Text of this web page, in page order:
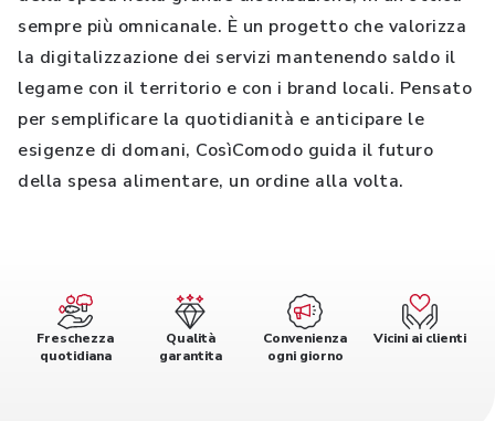
sempre più omnicanale. È un progetto che valorizza
la digitalizzazione dei servizi mantenendo saldo il
legame con il territorio e con i brand locali. Pensato
per semplificare la quotidianità e anticipare le
esigenze di domani, CosìComodo guida il futuro
della spesa alimentare, un ordine alla volta.
Freschezza
quotidiana
Qualità
garantita
Convenienza
ogni giorno
Vicini ai clienti